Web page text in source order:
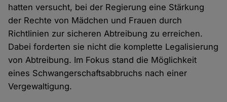
hatten versucht, bei der Regierung eine Stärkung
der Rechte von Mädchen und Frauen durch
Richtlinien zur sicheren Abtreibung zu erreichen.
Dabei forderten sie nicht die komplette Legalisierung
von Abtreibung. Im Fokus stand die Möglichkeit
eines Schwangerschaftsabbruchs nach einer
Vergewaltigung.